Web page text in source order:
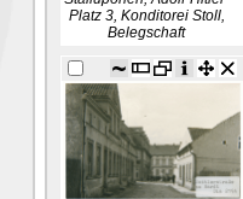
Platz 3, Konditorei Stoll,
Belegschaft